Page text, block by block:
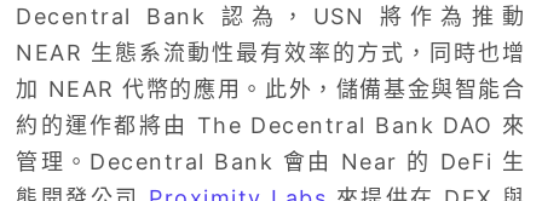
Decentral Bank 認為，USN 將作為推動
NEAR 生態系流動性最有效率的方式，同時也增
加 NEAR 代幣的應用。此外，儲備基金與智能合
約的運作都將由 The Decentral Bank DAO 來
管理。Decentral Bank 會由 Near 的 DeFi 生